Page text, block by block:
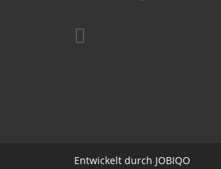
Entwickelt durch JOBIQO